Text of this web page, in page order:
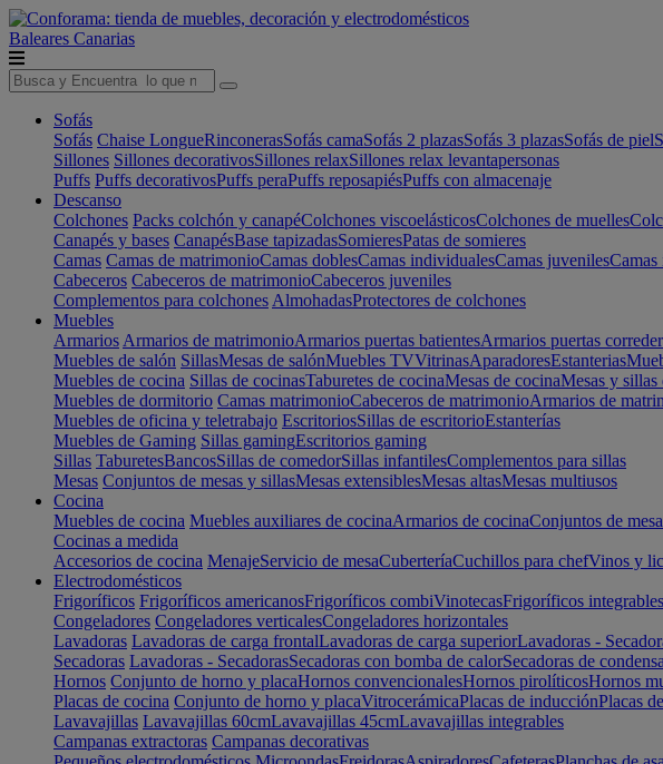
Baleares Canarias
Sofás
Sofás Chaise LongueRinconerasSofás camaSofás 2 plazasSofás 3 plazasSofás de piel
Sillones Sillones decorativosSillones relaxSillones relax levantapersonas
Puffs Puffs decorativosPuffs peraPuffs reposapiésPuffs con almacenaje
Descanso
Colchones Packs colchón y canapéColchones viscoelásticosColchones de muelles
Canapés y bases CanapésBase tapizadasSomieresPatas de somieres
Camas Camas de matrimonioCamas doblesCamas individualesCamas juveniles
Cabeceros Cabeceros de matrimonioCabeceros juveniles
Complementos para colchones AlmohadasProtectores de colchones
Muebles
Armarios Armarios de matrimonioArmarios puertas batientesArmarios puertas
Muebles de salón SillasMesas de salónMuebles TVVitrinasAparadoresEstanterias
Muebles de cocina Sillas de cocinasTaburetes de cocinaMesas de cocinaMesas y sillas
Muebles de dormitorio Camas matrimonioCabeceros de matrimonioArmarios de
Muebles de oficina y teletrabajo EscritoriosSillas de escritorioEstanterías
Muebles de Gaming Sillas gamingEscritorios gaming
Sillas TaburetesBancosSillas de comedorSillas infantilesComplementos para sillas
Mesas Conjuntos de mesas y sillasMesas extensiblesMesas altasMesas multiusos
Cocina
Muebles de cocina Muebles auxiliares de cocinaArmarios de cocinaConjuntos de
Cocinas a medida
Accesorios de cocina MenajeServicio de mesaCuberteríaCuchillos para chefVinos y
Electrodomésticos
Frigoríficos Frigoríficos americanosFrigoríficos combiVinotecasFrigoríficos integrables
Congeladores Congeladores verticalesCongeladores horizontales
Lavadoras Lavadoras de carga frontalLavadoras de carga superiorLavadoras -
Secadoras Lavadoras - SecadorasSecadoras con bomba de calorSecadoras de
Hornos Conjunto de horno y placaHornos convencionalesHornos pirolíticosHornos
Placas de cocina Conjunto de horno y placaVitrocerámicaPlacas de inducciónPlacas
Lavavajillas Lavavajillas 60cmLavavajillas 45cmLavavajillas integrables
Campanas extractoras Campanas decorativas